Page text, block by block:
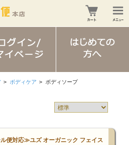
> ボディケア > ボディソープ
便対応≫ユズ オーガニック フェイス